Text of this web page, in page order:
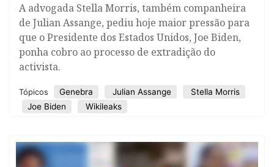
A advogada Stella Morris, também companheira
de Julian Assange, pediu hoje maior pressão para
que o Presidente dos Estados Unidos, Joe Biden,
ponha cobro ao processo de extradição do
activista.
Tópicos Genebra Julian Assange
Stella Morris
Joe Biden
Wikileaks